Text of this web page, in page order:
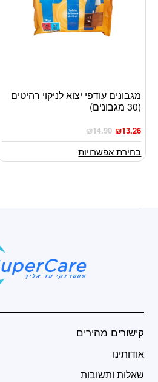
מגבונים עודפי יצוא לניקוי רהיטים
(30 מגבונים)
₪14.90 ₪13.26
למוצר
זה
מספר
סוגים.
ניתן
האפשרויות
בחירת אפשרויות
קישורים מהירים
אודותינו
שאלות ותשובות